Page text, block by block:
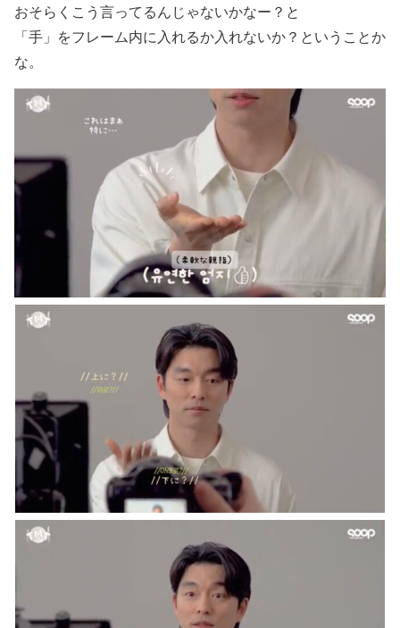
おそらくこう言ってるんじゃないかなー？と
「手」をフレーム内に入れるか入れないか？ということか
な。